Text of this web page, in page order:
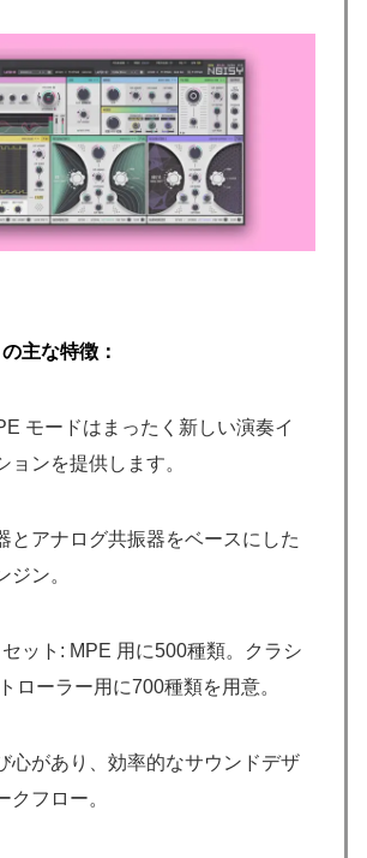
主な特徴：
モードはまったく新しい演奏イ
ョンを提供します。
とアナログ共振器をベースにした
ジン。
ット: MPE 用に500種類。クラシ
ローラー用に700種類を用意。
心があり、効率的なサウンドデザ
クフロー。